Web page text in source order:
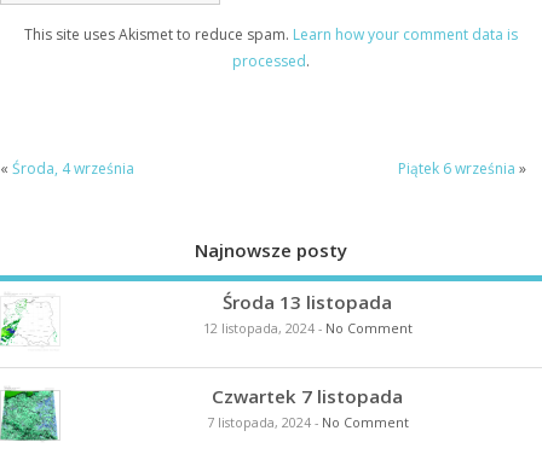
This site uses Akismet to reduce spam. Learn how your comment data is
processed.
« Środa, 4 września Piątek 6 września »
Najnowsze posty
Środa 13 listopada
12 listopada, 2024- No Comment
Czwartek 7 listopada
7 listopada, 2024- No Comment